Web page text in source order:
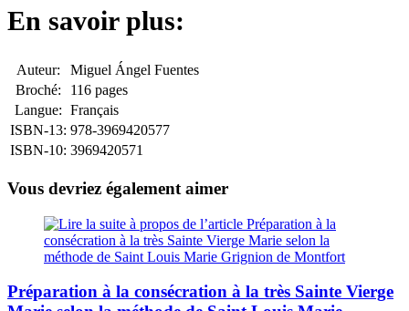
En savoir plus:
Auteur:
Miguel Ángel Fuentes
Broché:
116 pages
Langue: Français
ISBN-13: 978-3969420577
ISBN-10: 3969420571
Vous devriez également aimer
Préparation à la consécration à la très Sainte Vierge